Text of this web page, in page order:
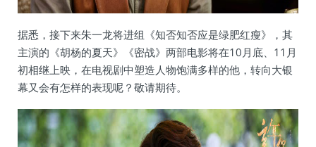
据悉，接下来朱一龙将进组《知否知否应是绿肥红瘦》，其
主演的《胡杨的夏天》《密战》两部电影将在10月底、11月
初相继上映，在电视剧中塑造人物饱满多样的他，转向大银
幕又会有怎样的表现呢？敬请期待。